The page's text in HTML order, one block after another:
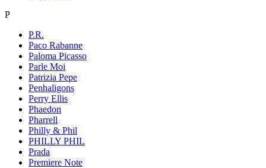
P
P.R.
Paco Rabanne
Paloma Picasso
Parle Moi
Patrizia Pepe
Penhaligons
Perry Ellis
Phaedon
Pharrell
Philly & Phil
PHILLY PHIL
Prada
Premiere Note